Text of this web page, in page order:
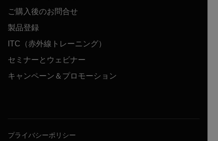
ご購入後のお問合せ
製品登録
ITC（赤外線トレーニング）
セミナーとウェビナー
キャンペーン＆プロモーション
プライバシーポリシー